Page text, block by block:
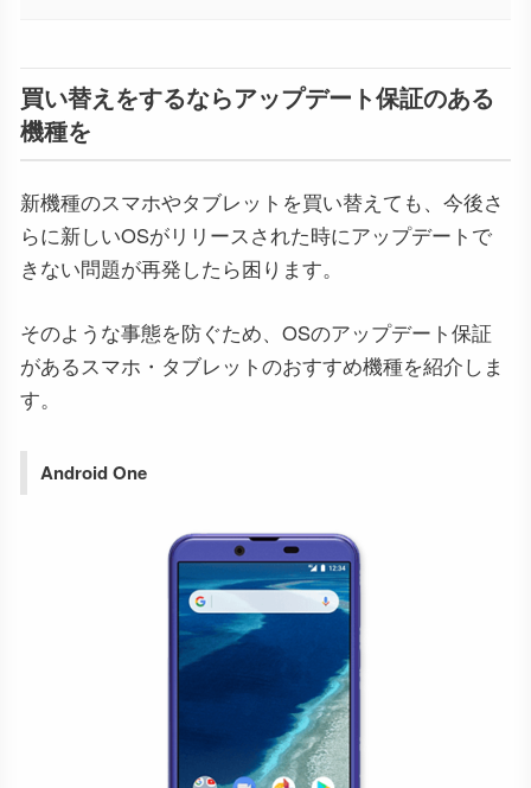
買い替えをするならアップデート保証のある
機種を
新機種のスマホやタブレットを買い替えても、今後さ
らに新しいOSがリリースされた時にアップデートで
きない問題が再発したら困ります。
そのような事態を防ぐため、OSのアップデート保証
があるスマホ・タブレットのおすすめ機種を紹介しま
す。
Android One